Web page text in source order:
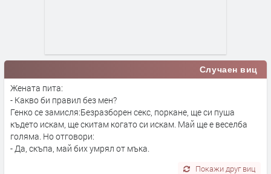
Случаен виц
Жената пита:
- Какво би правил без мен?
Генко се замисля:Безразборен секс, поркане, ще си пуша
където искам, ще скитам когато си искам. Май ще е веселба
голяма. Но отговори:
- Да, скъпа, май бих умрял от мъка.
Покажи друг виц